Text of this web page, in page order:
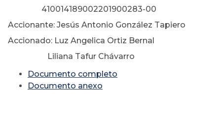
410014189002201900283-00
Accionante: Jesús Antonio González Tapiero
Accionado: Luz Angelica Ortiz Bernal
Liliana Tafur Chávarro
Documento completo
Documento anexo